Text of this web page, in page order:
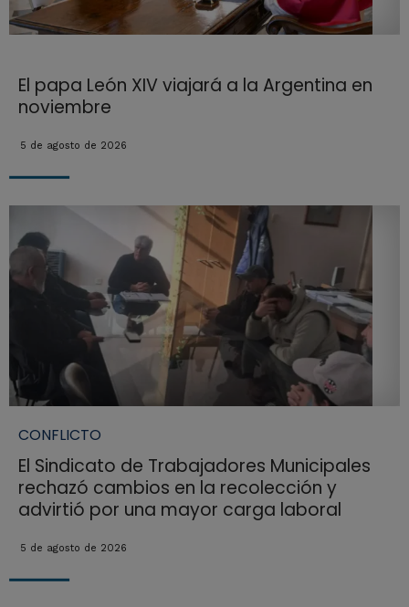
El papa León XIV viajará a la Argentina en
noviembre
5 de agosto de 2026
CONFLICTO
El Sindicato de Trabajadores Municipales
rechazó cambios en la recolección y
advirtió por una mayor carga laboral
5 de agosto de 2026